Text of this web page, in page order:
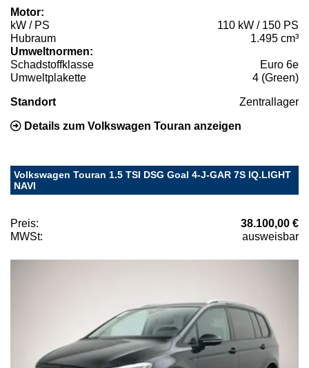
Motor:
kW / PS
110 kW / 150 PS
Hubraum
1.495 cm³
Umweltnormen:
Schadstoffklasse
Euro 6e
Umweltplakette
4 (Green)
Standort Zentrallager
Details zum Volkswagen Touran anzeigen
Volkswagen Touran 1.5 TSI DSG Goal 4-J-GAR 7S IQ.LIGHT
NAVI
Preis:
38.100,00 €
MWSt:
ausweisbar